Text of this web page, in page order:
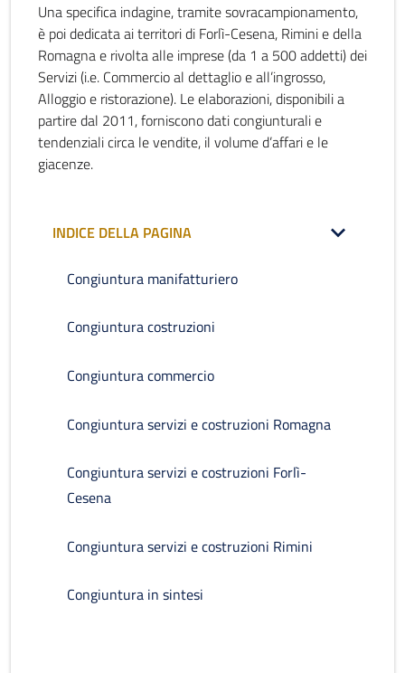
Una specifica indagine, tramite sovracampionamento,
è poi dedicata ai territori di Forlì-Cesena, Rimini e della
Romagna e rivolta alle imprese (da 1 a 500 addetti) dei
Servizi (i.e. Commercio al dettaglio e all’ingrosso,
Alloggio e ristorazione). Le elaborazioni, disponibili a
partire dal 2011, forniscono dati congiunturali e
tendenziali circa le vendite, il volume d’affari e le
giacenze.
INDICE DELLA PAGINA
Congiuntura manifatturiero
Congiuntura costruzioni
Congiuntura commercio
Congiuntura servizi e costruzioni Romagna
Congiuntura servizi e costruzioni Forlì-
Cesena
Congiuntura servizi e costruzioni Rimini
Congiuntura in sintesi